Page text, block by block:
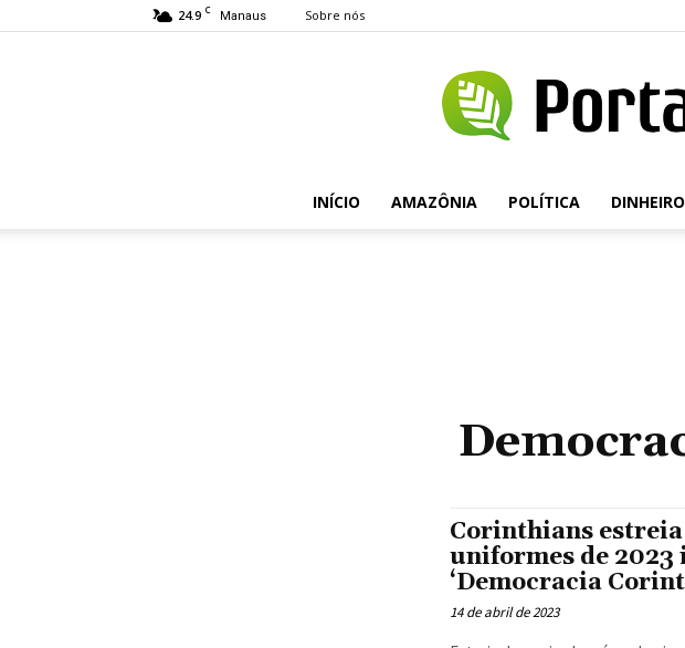
24.9 C Manaus Sobre nós
INÍCIO AMAZÔNIA POLÍTICA DINHEIRO
Corinthians
uniformes de 2023
‘Democracia
14 de abril de 2023